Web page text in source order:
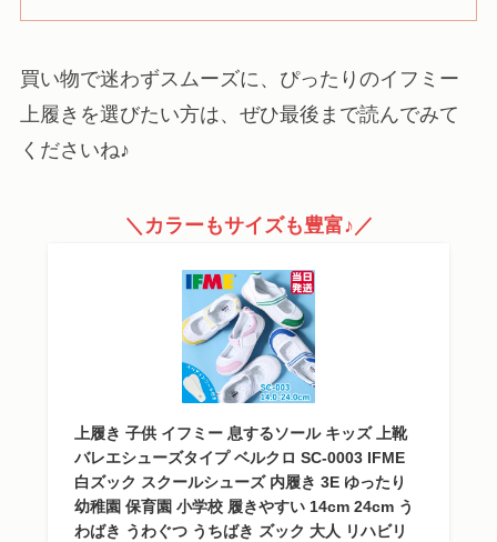
買い物で迷わずスムーズに、ぴったりのイフミー
上履きを選びたい方は、ぜひ最後まで読んでみて
くださいね♪
＼カラーもサイズも豊富♪／
上履き 子供 イフミー 息するソール キッズ 上靴
バレエシューズタイプ ベルクロ SC-0003 IFME
白ズック スクールシューズ 内履き 3E ゆったり
幼稚園 保育園 小学校 履きやすい 14cm 24cm う
わばき うわぐつ うちばき ズック 大人 リハビリ